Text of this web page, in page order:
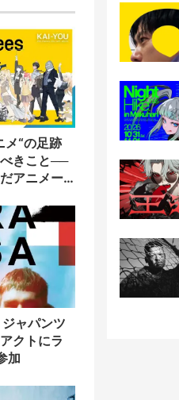
メ“の足跡
きこと──
アニメー
クトにラ
加